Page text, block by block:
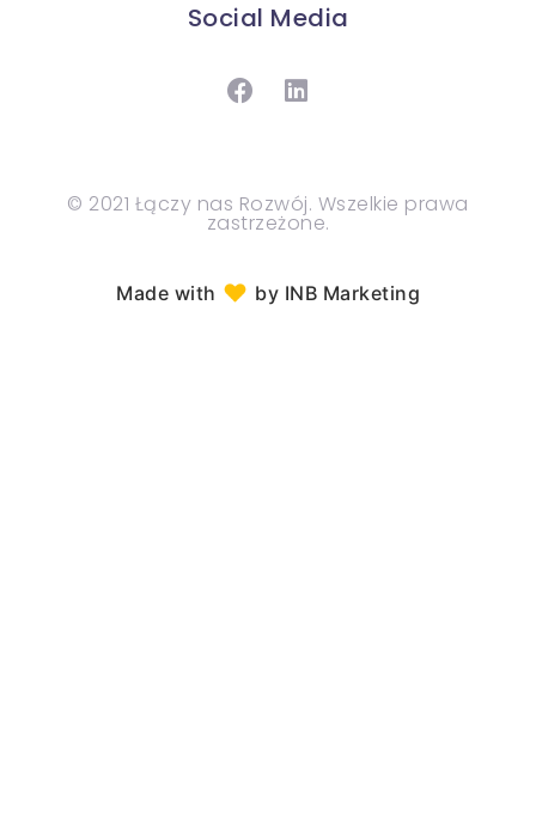
Social Media
© 2021 Łączy nas Rozwój. Wszelkie prawa
zastrzeżone.
Made with ♥︎ by INB Marketing